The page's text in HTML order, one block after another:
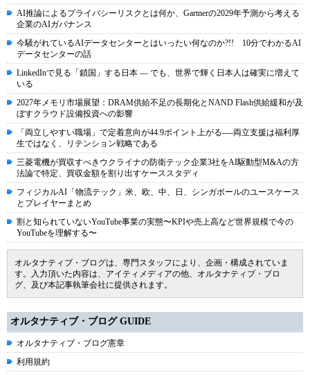
AI推論によるプライバシーリスクとは何か、Gartnerの2029年予測から考える
企業のAIガバナンス
今騒がれているAIデータセンターとはいったい何なのか?!! 10分でわかるAI
データセンターの話
LinkedInで見る「鎖国」する日本 ― でも、世界で輝く日本人は確実に増えて
いる
2027年メモリ市場展望：DRAM供給不足の長期化とNAND Flash供給緩和が及
ぼすクラウド設備投資への影響
「両立しやすい職場」で定着意向が44.9ポイント上がる----両立支援は福利厚
生ではなく、リテンション戦略である
三菱電機が買収すべきウクライナの防衛テック企業3社をAI駆動型M&Aの方
法論で特定、買収金額を割り出すケーススタディ
フィジカルAI「物流テック」米、欧、中、日、シンガポールのユースケース
とプレイヤーまとめ
割と知られていないYouTube事業の実態〜KPIや売上高など世界規模で今の
YouTubeを理解する〜
オルタナティブ・ブログは、専門スタッフにより、企画・構成されていま
す。入力頂いた内容は、アイティメディアの他、オルタナティブ・ブロ
グ、及び本記事執筆会社に提供されます。
オルタナティブ・ブログ GUIDE
オルタナティブ・ブログ憲章
利用規約